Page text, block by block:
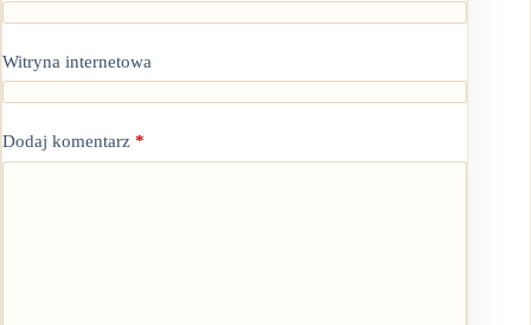
Witryna internetowa
Dodaj komentarz *